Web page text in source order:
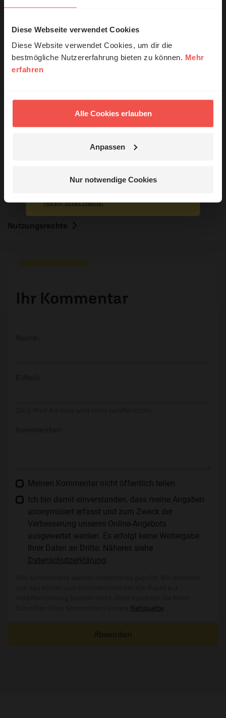
Diese Webseite verwendet Cookies
Diese Website verwendet Cookies, um dir die
bestmögliche Nutzererfahrung bieten zu können. Mehr
erfahren
Alle Cookies erlauben
Anpassen
Nur notwendige Cookies
Andreas Schenk
empfehlen unsere Sendereihe:
Nutzungsrechte
Ihr Kommentar
Meinen Kommentar nicht öffentlich teilen.
Ich bin damit einverstanden, dass meine Angaben
anonymisiert erfasst und zum Zweck der
Verbesserung unseres Online-Angebots
ausgewertet werden. Es erfolgt keine Weitergabe
Ihrer Daten an Dritte. Näheres siehe
Datenschutzerklärung
Netiquette
Absenden
entdecken
Nein, jetzt nicht.
© Ruth Schneider / ERF